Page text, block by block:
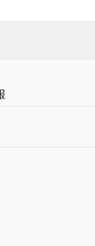
・凡例